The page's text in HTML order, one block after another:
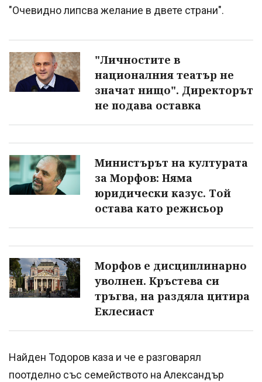
"Очевидно липсва желание в двете страни".
"Личностите в
националния театър не
значат нищо". Директорът
не подава оставка
Министърът на културата
за Морфов: Няма
юридически казус. Той
остава като режисьор
Морфов е дисциплинарно
уволнен. Кръстева си
тръгва, на раздяла цитира
Еклесиаст
Найден Тодоров каза и че е разговарял
поотделно със семейството на Александър